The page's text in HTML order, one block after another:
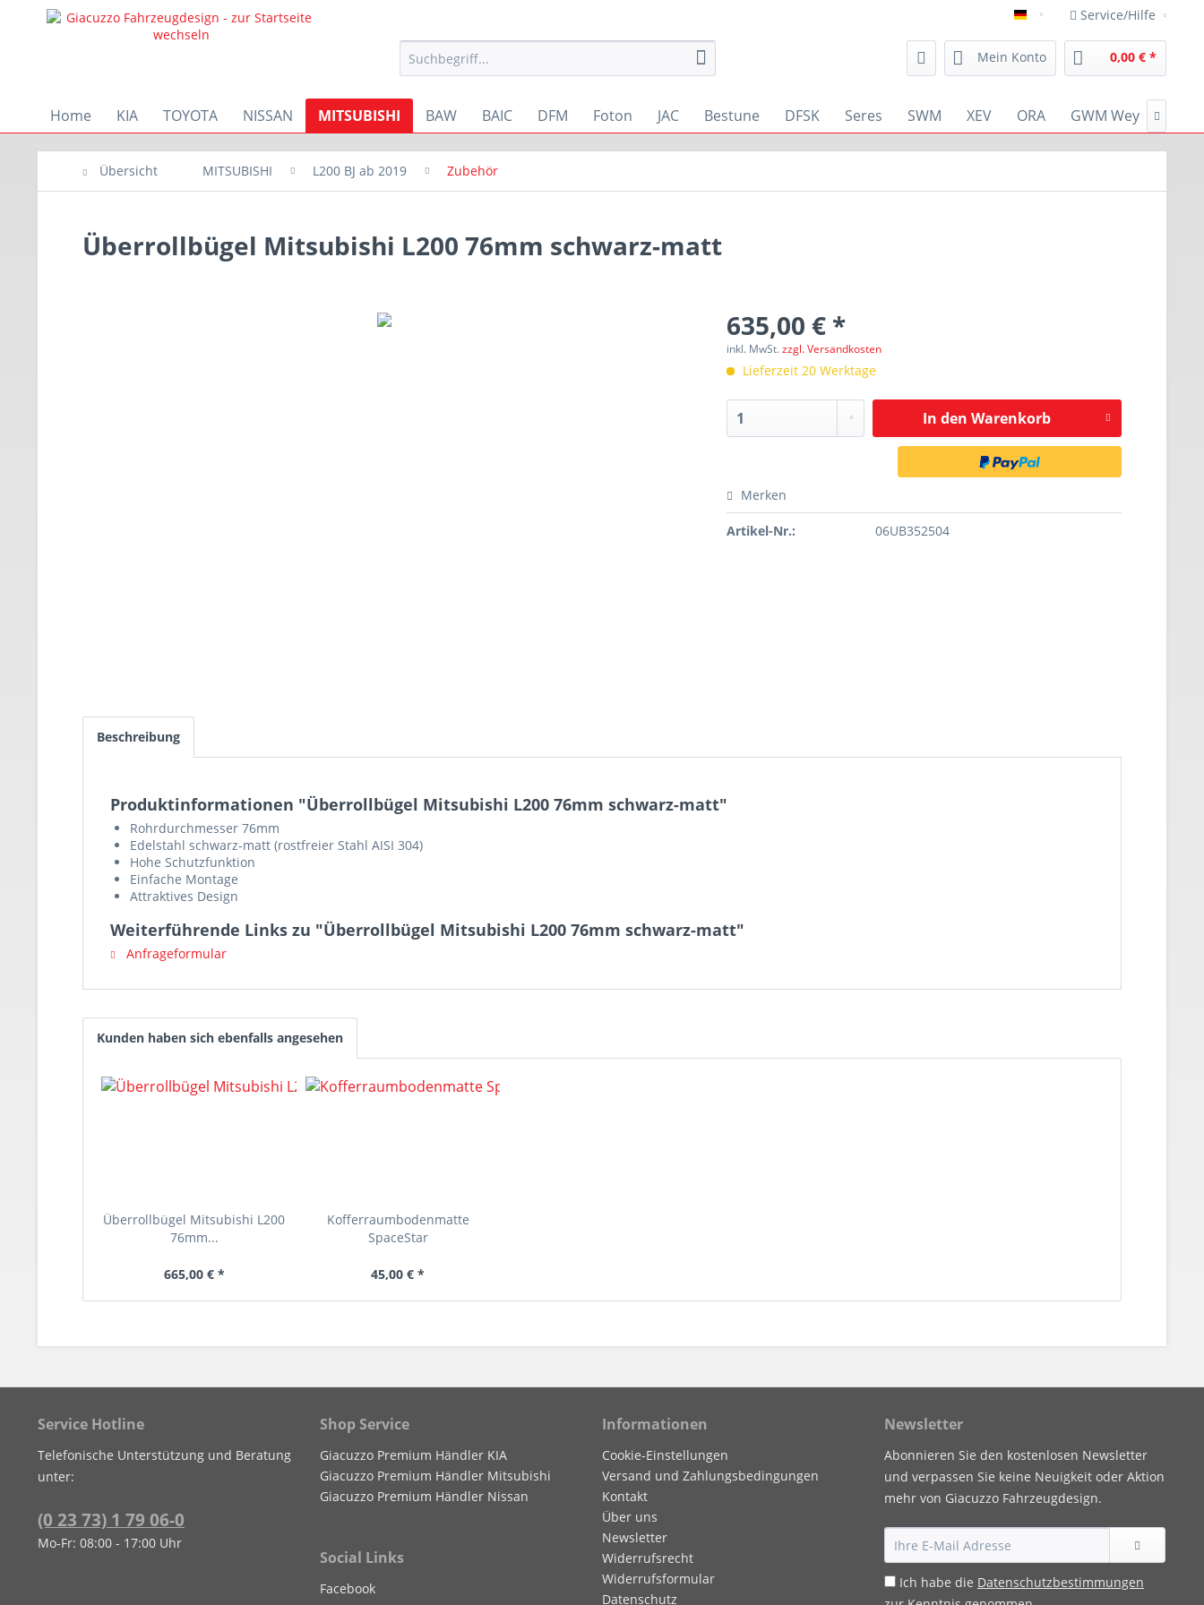
deutsch Service/Hilfe
Mein Konto 0,00 € *
Home KIA TOYOTA NISSAN MITSUBISHI BAW BAIC DFM Foton JAC Bestune DFSK Seres SWM XEV ORA GWM Wey 
Übersicht MITSUBISHI L200 BJ ab 2019 Zubehör
Überrollbügel Mitsubishi L200 76mm schwarz-matt
635,00 € *
inkl. MwSt.zzgl. Versandkosten
Lieferzeit 20 Werktage
In den Warenkorb
Merken
Artikel-Nr.: 06UB352504
Beschreibung
Produktinformationen "Überrollbügel Mitsubishi L200 76mm schwarz-matt"
Rohrdurchmesser 76mm
Edelstahl schwarz-matt (rostfreier Stahl AISI 304)
Hohe Schutzfunktion
Einfache Montage
Attraktives Design
Weiterführende Links zu "Überrollbügel Mitsubishi L200 76mm schwarz-matt"
Anfrageformular
Kunden haben sich ebenfalls angesehen
Überrollbügel Mitsubishi L200
76mm...
665,00 € *
Kofferraumbodenmatte
SpaceStar
45,00 € *
Service Hotline
Telefonische Unterstützung und Beratung
unter:
(0 23 73) 1 79 06-0
Mo-Fr: 08:00 - 17:00 Uhr
Shop Service
Giacuzzo Premium Händler KIA
Giacuzzo Premium Händler Mitsubishi
Giacuzzo Premium Händler Nissan
Social Links
Facebook
Informationen
Cookie-Einstellungen
Versand und Zahlungsbedingungen
Kontakt
Über uns
Newsletter
Widerrufsrecht
Widerrufsformular
Datenschutz
Newsletter
Abonnieren Sie den kostenlosen Newsletter
und verpassen Sie keine Neuigkeit oder Aktion
mehr von Giacuzzo Fahrzeugdesign.
Ich habe die Datenschutzbestimmungen